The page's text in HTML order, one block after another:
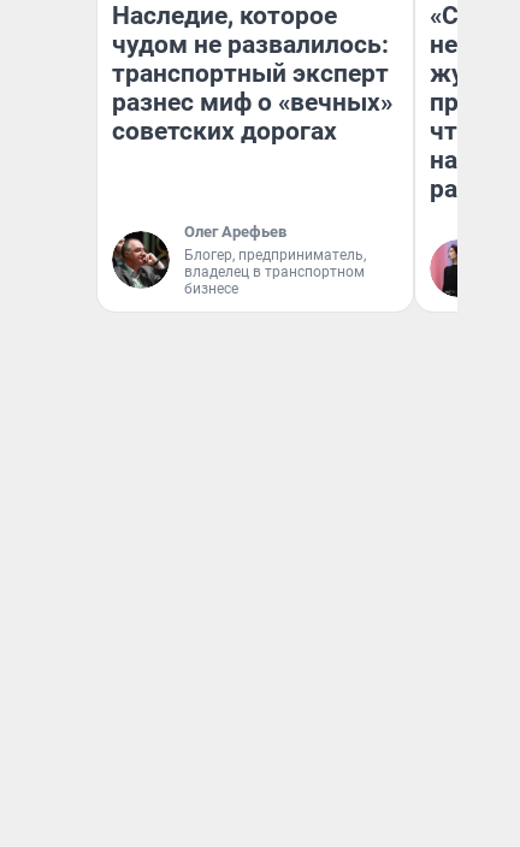
Наследие, которое
чудом не развалилось:
транспортный эксперт
разнес миф о «вечных»
советских дорогах
Олег Арефьев
Блогер, предприниматель,
владелец в транспортном
бизнесе
чтобы
на что
ради